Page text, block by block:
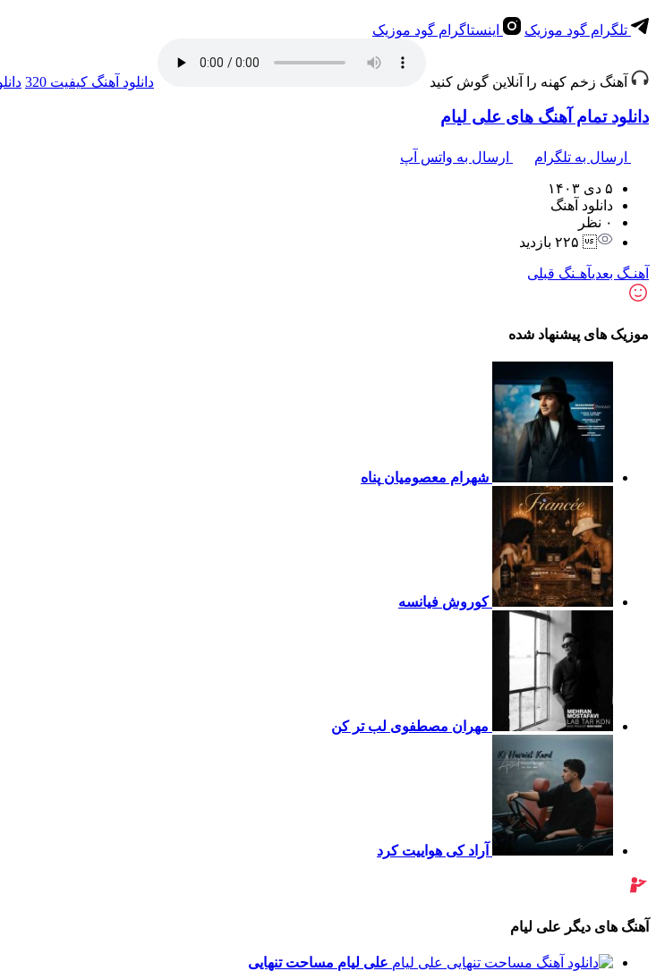
تلگرام گود موزیک اینستاگرام گود موزیک
آهنگ زخم کهنه را آنلاین گوش کنید دانلود آهنگ کیفیت 320
دانلود تمام آهنگ های علی لیام
ارسال به تلگرام ارسال به واتس آپ
۵ دی ۱۴۰۳
دانلود آهنگ
۰ نظر
۲۲۵ بازدید
آهنـگ بعدیآهـنگ قبلی
موزیک های پیشنهاد شده
شهرام معصومیان پناه
کوروش فیانسه
مهران مصطفوی لب تر کن
آراد کی هواییت کرد
آهنگ های دیگر علی لیام
علی لیام مساحت تنهایی